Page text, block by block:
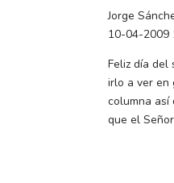
Jorge
10-04-2009
Feliz día del
irlo a ver en
columna así
que el